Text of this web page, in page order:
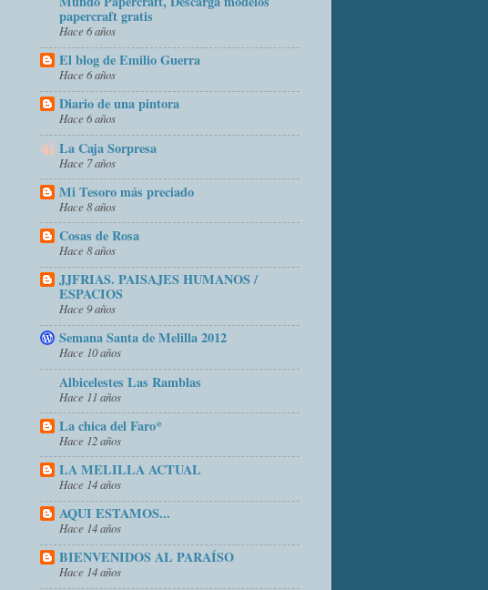
papercraft gratis
Hace 6 años
El blog de Emilio Guerra
Hace 6 años
Diario de una pintora
Hace 6 años
La Caja Sorpresa
Hace 7 años
Mi Tesoro más preciado
Hace 8 años
Cosas de Rosa
Hace 8 años
JJFRIAS. PAISAJES HUMANOS /
ESPACIOS
Hace 9 años
Semana Santa de Melilla 2012
Hace 10 años
Albicelestes Las Ramblas
Hace 11 años
La chica del Faro*
Hace 12 años
LA MELILLA ACTUAL
Hace 14 años
AQUI ESTAMOS...
Hace 14 años
BIENVENIDOS AL PARAÍSO
Hace 14 años